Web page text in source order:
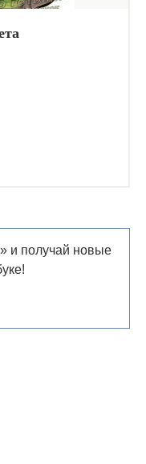
» и получай новые